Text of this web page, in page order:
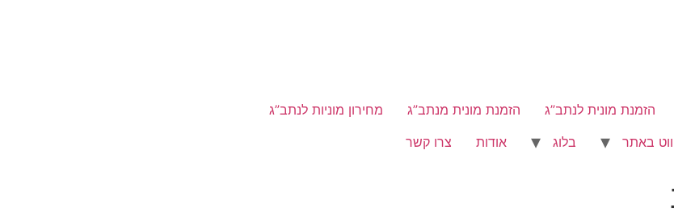
הזמנת מונית לנתב”ג הזמנת מונית מנתב”ג
מחירון מוניות לנתב”ג
באתר בלוג אודות צרו קשר